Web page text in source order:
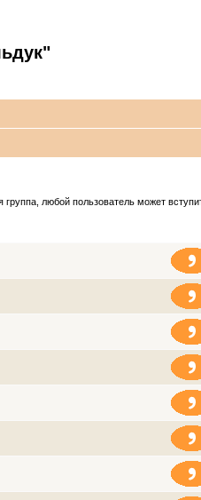
любой пользователь может